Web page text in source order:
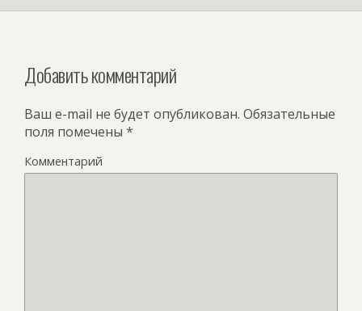
Добавить комментарий
Ваш e-mail не будет опубликован. Обязательные
поля помечены *
Комментарий